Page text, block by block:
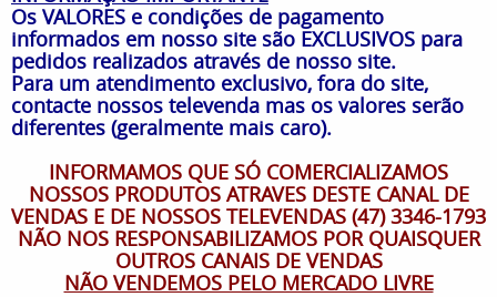
Os VALORES e condições de pagamento
informados em nosso site são EXCLUSIVOS para
pedidos realizados através de nosso site.
Para um atendimento exclusivo, fora do site,
contacte nossos televenda mas os valores serão
diferentes (geralmente mais caro).
INFORMAMOS QUE SÓ COMERCIALIZAMOS
NOSSOS PRODUTOS ATRAVES DESTE CANAL DE
VENDAS E DE NOSSOS TELEVENDAS (47) 3346-1793
NÃO NOS RESPONSABILIZAMOS POR QUAISQUER
OUTROS CANAIS DE VENDAS
NÃO VENDEMOS PELO MERCADO LIVRE